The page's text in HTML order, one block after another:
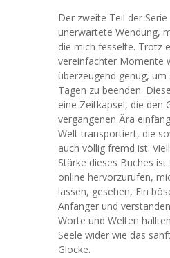
Der zweite Teil der
unerwartete Wendung,
die mich fesselte. Trotz
vereinfachter Momente
überzeugend genug, um
Tagen zu beenden.
eine Zeitkapsel, die den
vergangenen Ära
Welt transportiert, die
auch völlig fremd ist.
Stärke dieses Buches ist
online hervorzurufen,
lassen, gesehen, Ein
Anfänger und
Worte und Welten
Seele wider wie das
Glocke.